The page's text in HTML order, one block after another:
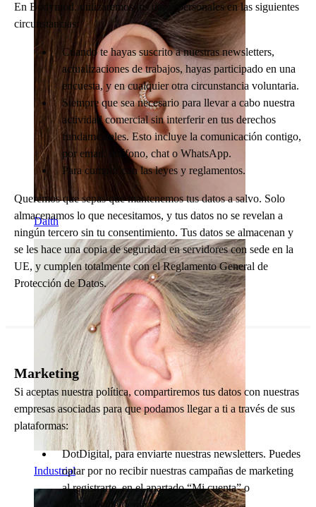
Daith
Industrial
En Bodymod, utilizaremos tus datos personales en las siguientes
circunstancias:
Cuando te hayas suscrito a nuestras newsletters,
actualizaciones de trabajos, hayas participado en una
encuesta, y en cualquier otra circunstancia voluntaria.
Siempre que sea necesario para llevar a cabo nuestra
actividad comercial sin interferir en tus derechos
fundamentales. Esto incluye la comunicación contigo,
por email, teléfono, chat o WhatsApp.
Para cumplir con las leyes y reglamentos.
Queremos que sepas que mantenemos tus datos a salvo. Solo
almacenamos lo que necesitamos, y tus datos no se revelan a
ningún tercero sin tu consentimiento. Tus datos se almacenan y
se les hace una copia de seguridad en servidores con sede en la
UE, y cumplen totalmente con el Reglamento General de
Protección de Datos.
Marketing
Si aceptas nuestra política, compartiremos tus datos con nuestras
empresas asociadas para que podamos llegar a ti a través de sus
plataformas:
DotDigital, para enviarte nuestras newsletters. Puedes
optar por no recibir nuestras campañas de marketing
al registrarte, en el apartado “Mi cuenta” o
directamente desde tu email.